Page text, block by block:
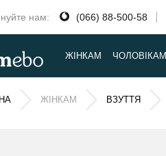
нам: (066) 88-500-58
ЖІНКАМ ЧОЛОВІКАМ
ЖІНКАМ ВЗУТТЯ